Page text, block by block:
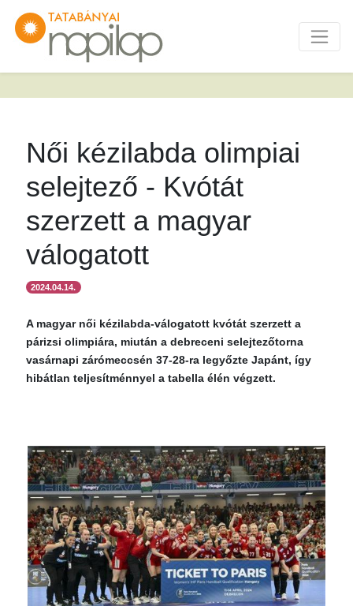
Női kézilabda olimpiai
selejtező - Kvótát
szerzett a magyar
válogatott
2024.04.14.
A magyar női kézilabda-válogatott kvótát szerzett a
párizsi olimpiára, miután a debreceni selejtezőtorna
vasárnapi zárómeccsén 37-28-ra legyőzte Japánt, így
hibátlan teljesítménnyel a tabella élén végzett.